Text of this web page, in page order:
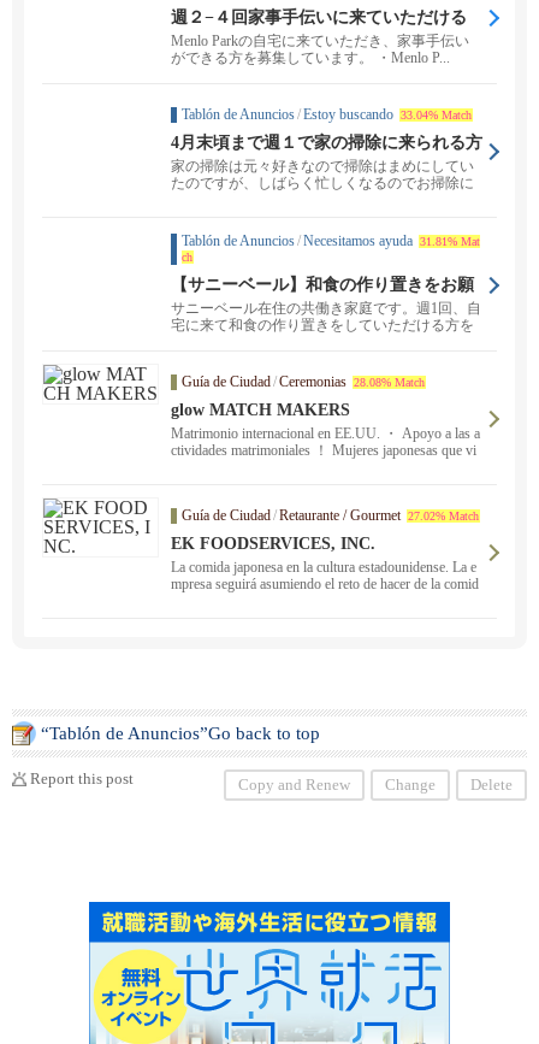
週２−４回家事手伝いに来ていただける
方を探しています
Menlo Parkの自宅に来ていただき、家事手伝い
ができる方を募集しています。 ・Menlo P...
Tablón de Anuncios/Estoy buscando 33.04% Match
4月末頃まで週１で家の掃除に来られる方
募集
家の掃除は元々好きなので掃除はまめにしてい
たのですが、しばらく忙しくなるのでお掃除に
Tablón de Anuncios/Necesitamos ayuda 31.81% Mat
ch
【サニーベール】和食の作り置きをお願
いできる方を探しています
サニーベール在住の共働き家庭です。週1回、自
宅に来て和食の作り置きをしていただける方を
Guía de Ciudad/Ceremonias 28.08% Match
glow MATCH MAKERS
Matrimonio internacional en EE.UU. ・ Apoyo a las a
ctividades matrimoniales ！ Mujeres japonesas que vi
Eventos celebrados regularmente ！
Guía de Ciudad/Retaurante / Gourmet 27.02% Match
EK FOODSERVICES, INC.
La comida japonesa en la cultura estadounidense. La e
mpresa seguirá asumiendo el reto de hacer de la comid
“Tablón de Anuncios”Go back to top
Report this post Copy and Renew Change Delete